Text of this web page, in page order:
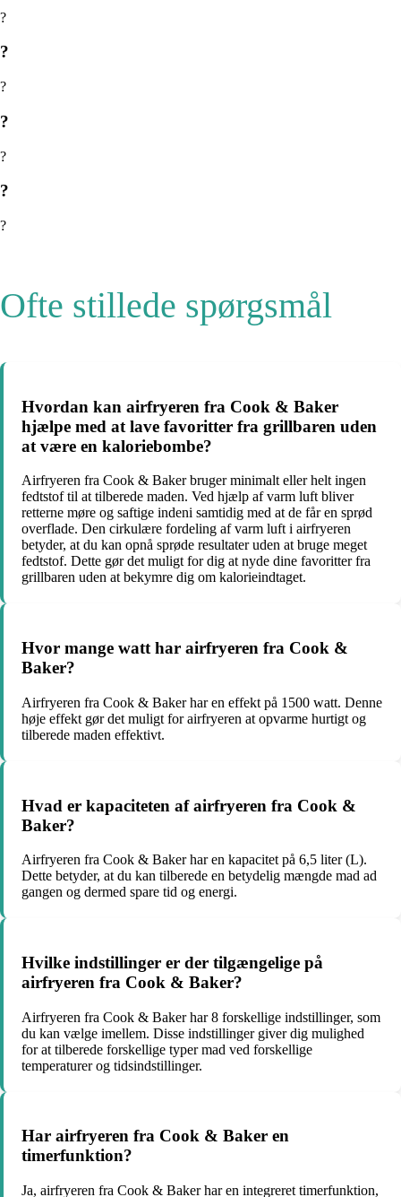
?
?
?
?
?
?
?
Ofte stillede spørgsmål
Hvordan kan airfryeren fra Cook & Baker
hjælpe med at lave favoritter fra grillbaren uden
at være en kaloriebombe?
Airfryeren fra Cook & Baker bruger minimalt eller helt ingen
fedtstof til at tilberede maden. Ved hjælp af varm luft bliver
retterne møre og saftige indeni samtidig med at de får en sprød
overflade. Den cirkulære fordeling af varm luft i airfryeren
betyder, at du kan opnå sprøde resultater uden at bruge meget
fedtstof. Dette gør det muligt for dig at nyde dine favoritter fra
grillbaren uden at bekymre dig om kalorieindtaget.
Hvor mange watt har airfryeren fra Cook &
Baker?
Airfryeren fra Cook & Baker har en effekt på 1500 watt. Denne
høje effekt gør det muligt for airfryeren at opvarme hurtigt og
tilberede maden effektivt.
Hvad er kapaciteten af airfryeren fra Cook &
Baker?
Airfryeren fra Cook & Baker har en kapacitet på 6,5 liter (L).
Dette betyder, at du kan tilberede en betydelig mængde mad ad
gangen og dermed spare tid og energi.
Hvilke indstillinger er der tilgængelige på
airfryeren fra Cook & Baker?
Airfryeren fra Cook & Baker har 8 forskellige indstillinger, som
du kan vælge imellem. Disse indstillinger giver dig mulighed
for at tilberede forskellige typer mad ved forskellige
temperaturer og tidsindstillinger.
Har airfryeren fra Cook & Baker en
timerfunktion?
Ja, airfryeren fra Cook & Baker har en integreret timerfunktion,